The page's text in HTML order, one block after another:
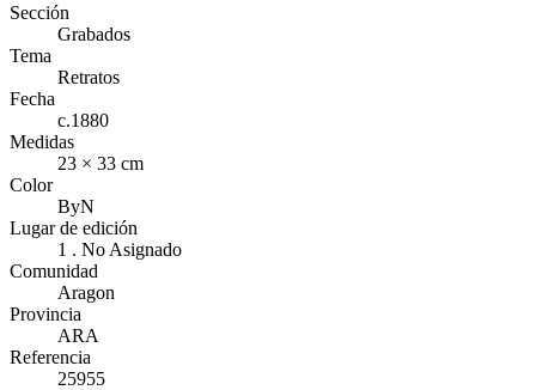
Sección
Grabados
Tema
Retratos
Fecha
c.1880
Medidas
23 × 33 cm
Color
ByN
Lugar de edición
1 . No Asignado
Comunidad
Aragon
Provincia
ARA
Referencia
25955